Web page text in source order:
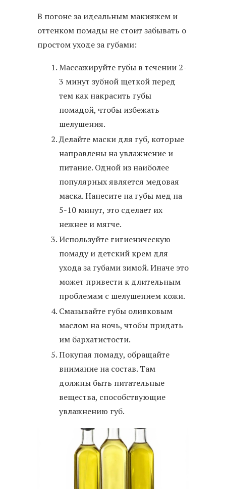
В погоне за идеальным макияжем и
оттенком помады не стоит забывать о
простом уходе за губами:
Массажируйте губы в течении 2-
3 минут зубной щеткой перед
тем как накрасить губы
помадой, чтобы избежать
шелушения.
Делайте маски для губ, которые
направлены на увлажнение и
питание. Одной из наиболее
популярных является медовая
маска. Нанесите на губы мед на
5-10 минут, это сделает их
нежнее и мягче.
Используйте гигиеническую
помаду и детский крем для
ухода за губами зимой. Иначе это
может привести к длительным
проблемам с шелушением кожи.
Смазывайте губы оливковым
маслом на ночь, чтобы придать
им бархатистости.
Покупая помаду, обращайте
внимание на состав. Там
должны быть питательные
вещества, способствующие
увлажнению губ.